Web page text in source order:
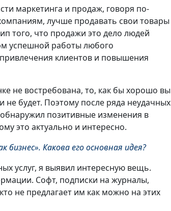
маркетинга и продаж, говоря по-
лучше продавать свои товары
того, что продажи это дело людей
успешной работы любого
клиентов и повышения
не востребована, то, как бы хорошо вы
не будет. Поэтому после ряда неудачных
позитивные изменения в
это актуально и интересно.
Какова его основная идея?
услуг, я выявил интересную вещь.
Софт, подписки на журналы,
не предлагает им как можно на этих